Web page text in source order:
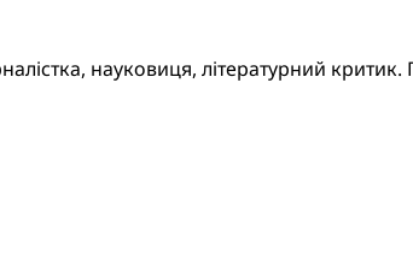
науковиця, літературний критик.